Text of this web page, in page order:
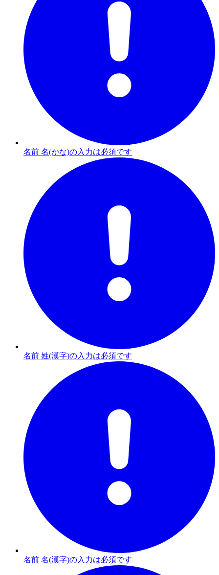
名前 名(かな)の入力は必須です
名前 姓(漢字)の入力は必須です
名前 名(漢字)の入力は必須です